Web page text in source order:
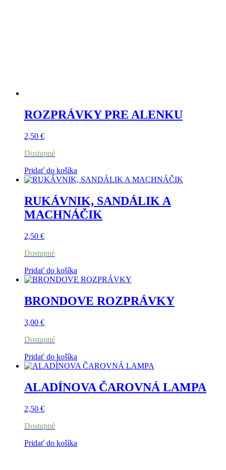
ROZPRÁVKY PRE ALENKU
2,50 €
Dostupné
Pridať do košíka
RUKÁVNIK, SANDÁLIK A
MACHNÁČIK
2,50 €
Dostupné
Pridať do košíka
BRONDOVE ROZPRÁVKY
3,00 €
Dostupné
Pridať do košíka
ALADÍNOVA ČAROVNÁ LAMPA
2,50 €
Dostupné
Pridať do košíka